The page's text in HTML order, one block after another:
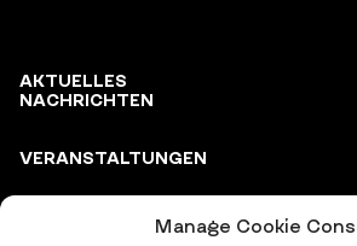
Manage Cookie
AKTUELLES
NACHRICHTEN
VERANSTALTUNGEN